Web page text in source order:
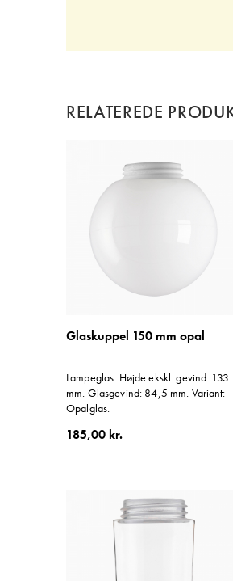
RELATEREDE
Glaskuppel 150 mm opal
Lampeglas. Højde ekskl. gevind: 133
mm. Glasgevind: 84,5 mm. Variant:
Opalglas.
185,00 kr.